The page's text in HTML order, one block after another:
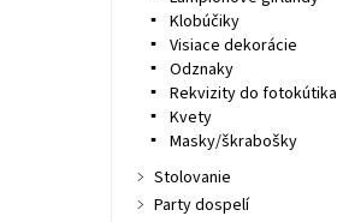
Klobúčiky
Visiace dekorácie
Odznaky
Rekvizity do fotokútika
Kvety
Masky/škrabošky
Stolovanie
Party dospelí